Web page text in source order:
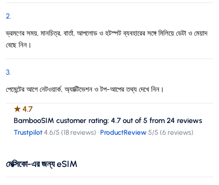
2.
ভ্রমণের সময়, মানচিত্র, বার্তা, আপলোড ও হটস্পট ব্যবহারের সঙ্গে মিলিয়ে ডেটা ও মেয়াদ
বেছে নিন।
3.
পেমেন্টের আগে নেটওয়ার্ক, অ্যাক্টিভেশন ও টপ-আপের তথ্য দেখে নিন।
★4.7
BambooSIM customer rating: 4.7 out of 5 from 24 reviews
Trustpilot4.6/5 (18 reviews) ·ProductReview5/5 (6 reviews)
মেক্সিকো-এর জন্য eSIM